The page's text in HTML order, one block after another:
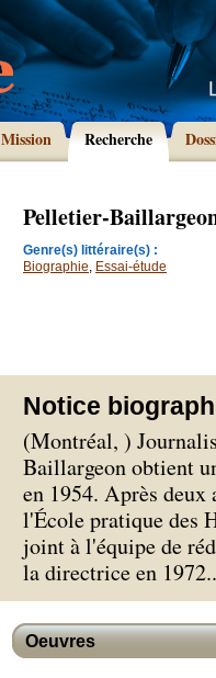
Mission Recherche
Pelletier-
Genre(s) littéraire(s) :
Biographie, Essai-étude
Notice
(Montréal, )
Baillargeon obtient
en 1954. Après deux
l'École pratique des
joint à l'équipe de
la directrice en 1972.
Oeuvres